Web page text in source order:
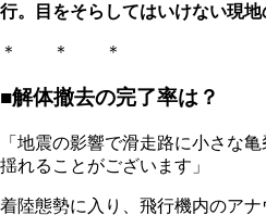
行。目をそらしてはいけない現地
＊ ＊ ＊
■解体撤去の完了率は？
「地震の影響で滑走路に小さな
揺れることがございます」
着陸態勢に入り、飛行機内のア